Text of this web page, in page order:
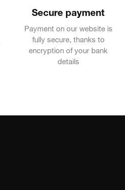
Secure payment
Payment on our website is
fully secure, thanks to
encryption of your bank
details